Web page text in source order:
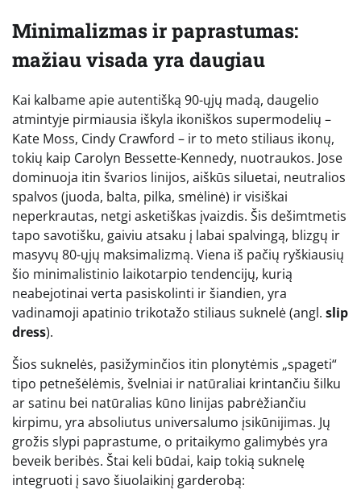
Minimalizmas ir paprastumas:
mažiau visada yra daugiau
Kai kalbame apie autentišką 90-ųjų madą, daugelio
atmintyje pirmiausia iškyla ikoniškos supermodelių –
Kate Moss, Cindy Crawford – ir to meto stiliaus ikonų,
tokių kaip Carolyn Bessette-Kennedy, nuotraukos. Jose
dominuoja itin švarios linijos, aiškūs siluetai, neutralios
spalvos (juoda, balta, pilka, smėlinė) ir visiškai
neperkrautas, netgi asketiškas įvaizdis. Šis dešimtmetis
tapo savotišku, gaiviu atsaku į labai spalvingą, blizgų ir
masyvų 80-ųjų maksimalizmą. Viena iš pačių ryškiausių
šio minimalistinio laikotarpio tendencijų, kurią
neabejotinai verta pasiskolinti ir šiandien, yra
vadinamoji apatinio trikotažo stiliaus suknelė (angl. slip
dress).
Šios suknelės, pasižyminčios itin plonytėmis „spageti“
tipo petnešėlėmis, švelniai ir natūraliai krintančiu šilku
ar satinu bei natūralias kūno linijas pabrėžiančiu
kirpimu, yra absoliutus universalumo įsikūnijimas. Jų
grožis slypi paprastume, o pritaikymo galimybės yra
beveik beribės. Štai keli būdai, kaip tokią suknelę
integruoti į savo šiuolaikinį garderobą: